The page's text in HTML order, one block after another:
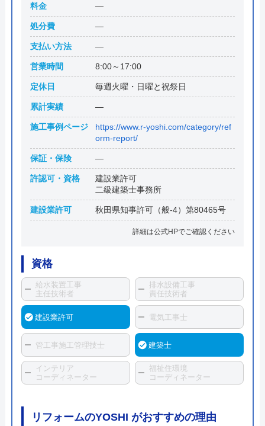
料金 ―
処分費 ―
支払い方法 ―
営業時間 8:00～17:00
定休日 毎週火曜・日曜と祝祭日
累計実績 ―
施工事例ページ
https://www.r-yoshi.com/category/ref
orm-report/
保証・保険 ―
許認可・資格
建設業許可
二級建築士事務所
建設業許可 秋田県知事許可（般-4）第80465号
詳細は公式HPでご確認ください
資格
給水装置工事
主任技術者
排水設備工事
責任技術者
建設業許可 電気工事士
管工事施工管理技士 建築士
インテリア
コーディネーター
福祉住環境
コーディネーター
リフォームのYOSHI がおすすめの理由